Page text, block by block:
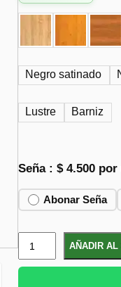
Negro satinado
Lustre Barniz
Seña : $4.500 por
Abonar Seña
s
AÑADIR AL